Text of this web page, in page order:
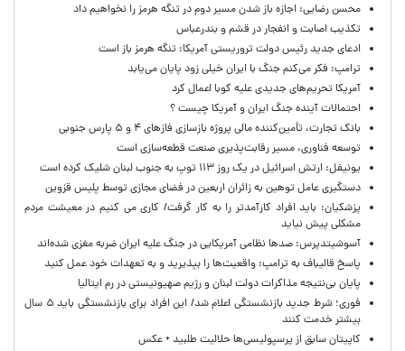
محسن رضایی: اجازه باز شدن مسیر دوم در تنگه هرمز را نخواهیم داد
تکذیب اصابت و انفجار در قشم و بندرعباس
ادعای جدید رئیس دولت تروریستی آمریکا: تنگه هرمز باز است
ترامپ: فکر می‌کنم جنگ با ایران خیلی زود پایان می‌یابد
آمریکا تحریم‌های جدیدی علیه کوبا اعمال کرد
احتمالات آینده جنگ ایران و آمریکا چیست ؟
بانک تجارت، تأمین‌کننده مالی پروژه بازسازی فازهای ۴ و ۵ پارس جنوبی
توسعه فناوری، مسیر رقابت‌پذیری صنعت قطعه‌سازی است
یونیفل: ارتش اسرائیل در یک روز ۱۱۳ توپ به جنوب لبنان شلیک کرده است
دستگیری عامل توهین به زائران اربعین در فضای مجازی توسط پلیس قزوین
پزشکیان: باید افراد کارآمدتر را به کار گرفت/ کاری می کنیم در معیشت مردم
مشکلی پیش نیاید
آسوشیتدپرس: صدها نظامی آمریکایی در جنگ علیه ایران ضربه مغزی شده‌اند
پاسخ قالیباف به ترامپ: واقعیت‌ها را بپذیرید و به تعهدات خود عمل کنید
پایان بی‌نتیجه مذاکرات دولت لبنان و رژیم صهیونیستی در رم ایتالیا
فوری؛ شرط جدید بازنشستگی اعلام شد/ این افراد برای بازنشستگی باید ۵ سال
بیشتر خدمت کنند
کاپیتان سابق از پرسپولیسی‌ها حلالیت طلبید + عکس